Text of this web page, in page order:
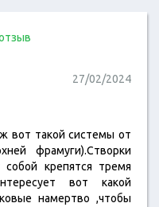
27/02/2024
вот такой системы от
фрамуги).Створки
крепятся тремя
вот какой
намертво ,чтобы